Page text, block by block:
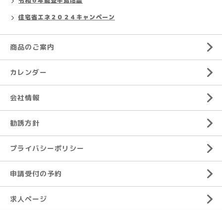
住宅省エネ２０２４キャンペーン
商品のご案内
カレンダー
会社情報
勧誘方針
プライバシーポリシー
申請受付の予約
求人ページ